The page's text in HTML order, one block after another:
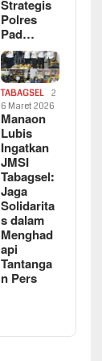
Strategis
Polres
Pad…
TABAGSEL
2
6 Maret 2026
Manaon
Lubis
Ingatkan
JMSI
Tabagsel:
Jaga
Solidarita
s dalam
Menghad
api
Tantanga
n Pers